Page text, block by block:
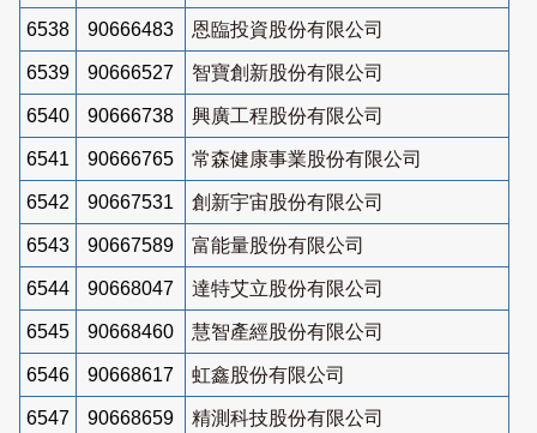
6538 90666483 恩臨投資股份有限公司
6539 90666527 智寶創新股份有限公司
6540 90666738 興廣工程股份有限公司
6541 90666765 常森健康事業股份有限公司
6542 90667531 創新宇宙股份有限公司
6543 90667589 富能量股份有限公司
6544 90668047 達特艾立股份有限公司
6545 90668460 慧智產經股份有限公司
6546 90668617 虹鑫股份有限公司
6547 90668659 精測科技股份有限公司